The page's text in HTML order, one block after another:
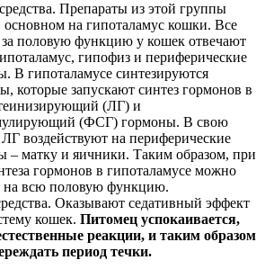
Препараты из этой группы
основном на гипоталамус кошки. Все
за половую функцию у кошек отвечают
гипофиз и периферические
В гипоталамусе синтезируются
которые запускают синтез гормонов в
(ЛГ) и
(ФСГ) гормоны. В свою
воздействуют на периферические
– матку и яичники. Таким образом, при
гормонов в гипоталамусе можно
на всю половую функцию.
Оказывают седативный эффект
кошек. Питомец успокаивается,
реакции, и таким образом
период течки.